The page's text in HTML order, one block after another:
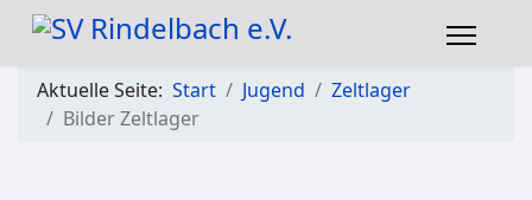
Aktuelle Seite: Start Jugend
Zeltlager
Bilder Zeltlager